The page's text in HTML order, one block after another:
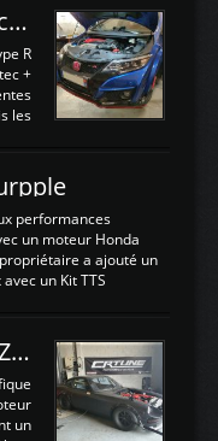
de la large bande
sweeney deepfake
sera connectée sur
pour
l'information est une
variable d'un
le ...
Préparation Honda Civic Type R FK2
R
+
les
le
le
fois
...
performances
un moteur Honda
a ajouté un
un Kit TTS
de son moteur:
300Cv sans
d'un Hondata
pour le réglage
d'un
Préparation Nissan 240Z SR20DET
un